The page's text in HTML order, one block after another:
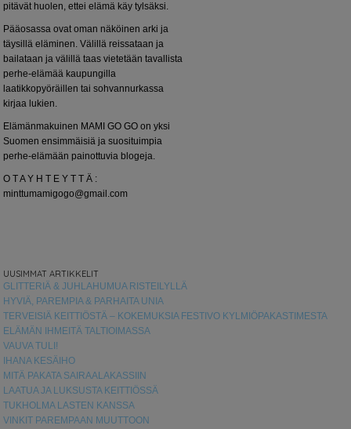
pitävät huolen, ettei elämä käy tylsäksi.
Pääosassa ovat oman näköinen arki ja
täysillä eläminen. Välillä reissataan ja
bailataan ja välillä taas vietetään tavallista
perhe-elämää kaupungilla
laatikkopyöräillen tai sohvannurkassa
kirjaa lukien.
Elämänmakuinen MAMI GO GO on yksi
Suomen ensimmäisiä ja suosituimpia
perhe-elämään painottuvia blogeja.
O T A Y H T E Y T T Ä :
minttumamigogo@gmail.com
UUSIMMAT ARTIKKELIT
GLITTERIÄ & JUHLAHUMUA RISTEILYLLÄ
HYVIÄ, PAREMPIA & PARHAITA UNIA
TERVEISIÄ KEITTIÖSTÄ – KOKEMUKSIA FESTIVO KYLMIÖPAKASTIMESTA
ELÄMÄN IHMEITÄ TALTIOIMASSA
VAUVA TULI!
IHANA KESÄIHO
MITÄ PAKATA SAIRAALAKASSIIN
LAATUA JA LUKSUSTA KEITTIÖSSÄ
TUKHOLMA LASTEN KANSSA
VINKIT PAREMPAAN MUUTTOON